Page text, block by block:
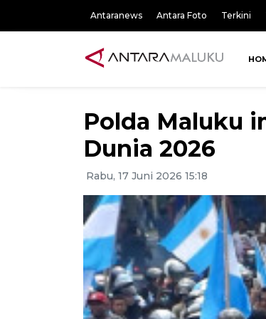
Antaranews Antara Foto Terkini
Polda Maluku
Dunia 2026
Rabu, 17 Juni 2026 15:18